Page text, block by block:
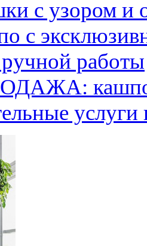
с узором и
с
работы
кашпо
услуги